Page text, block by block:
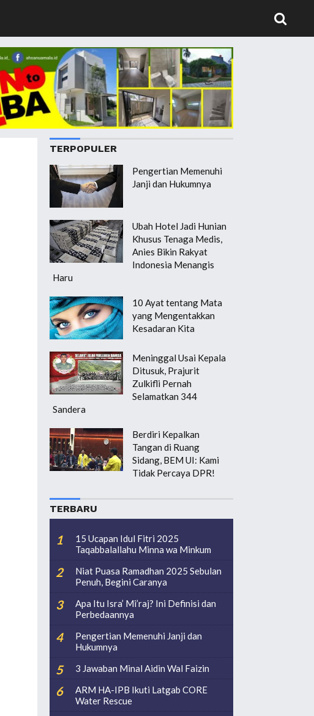
TERPOPULER
Pengertian Memenuhi
Janji dan Hukumnya
Ubah Hotel Jadi Hunian
Khusus Tenaga Medis,
Anies Bikin Rakyat
Indonesia Menangis
Haru
10 Ayat tentang Mata
yang Mengentakkan
Kesadaran Kita
Meninggal Usai Kepala
Ditusuk, Prajurit
Zulkifli Pernah
Selamatkan 344
Sandera
Berdiri Kepalkan
Tangan di Ruang
Sidang, BEM UI: Kami
Tidak Percaya DPR!
TERBARU
15 Ucapan Idul Fitri 2025
Taqabbalallahu Minna wa Minkum
Niat Puasa Ramadhan 2025 Sebulan
Penuh, Begini Caranya
Apa Itu Isra’ Mi’raj? Ini Definisi dan
Perbedaannya
Pengertian Memenuhi Janji dan
Hukumnya
3 Jawaban Minal Aidin Wal Faizin
ARM HA-IPB Ikuti Latgab CORE
Water Rescue